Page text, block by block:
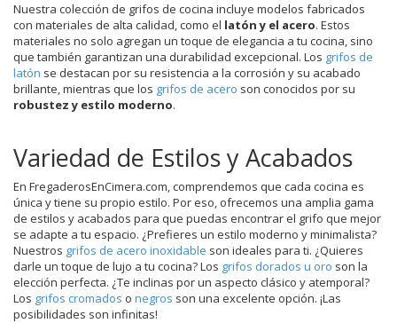
Nuestra colección de grifos de cocina incluye modelos fabricados
con materiales de alta calidad, como el latón y el acero. Estos
materiales no solo agregan un toque de elegancia a tu cocina, sino
que también garantizan una durabilidad excepcional. Los grifos de
latón se destacan por su resistencia a la corrosión y su acabado
brillante, mientras que los grifos de acero son conocidos por su
robustez y estilo moderno.
Variedad de Estilos y Acabados
En FregaderosEnCimera.com, comprendemos que cada cocina es
única y tiene su propio estilo. Por eso, ofrecemos una amplia gama
de estilos y acabados para que puedas encontrar el grifo que mejor
se adapte a tu espacio. ¿Prefieres un estilo moderno y minimalista?
Nuestros grifos de acero inoxidable son ideales para ti. ¿Quieres
darle un toque de lujo a tu cocina? Los grifos dorados u oro son la
elección perfecta. ¿Te inclinas por un aspecto clásico y atemporal?
Los grifos cromados o negros son una excelente opción. ¡Las
posibilidades son infinitas!